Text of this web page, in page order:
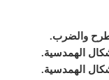
والضرب.
الهمدسية.
الهمدسية.